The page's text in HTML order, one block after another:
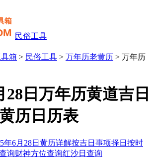
民俗工具
箱 > 民俗工具 > 万年历老黄历 > 万年历
28日万年历黄道吉日
历日历表
年6月28日黄历详解按吉日事项择日 按时
询财神方位查询红沙日查询